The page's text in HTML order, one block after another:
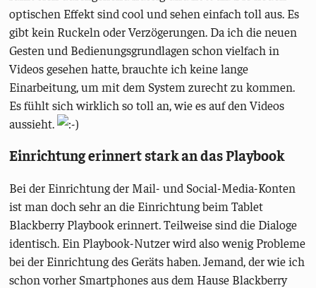
optischen Effekt sind cool und sehen einfach toll aus. Es
gibt kein Ruckeln oder Verzögerungen. Da ich die neuen
Gesten und Bedienungsgrundlagen schon vielfach in
Videos gesehen hatte, brauchte ich keine lange
Einarbeitung, um mit dem System zurecht zu kommen.
Es fühlt sich wirklich so toll an, wie es auf den Videos
aussieht.
Einrichtung erinnert stark an das Playbook
Bei der Einrichtung der Mail- und Social-Media-Konten
ist man doch sehr an die Einrichtung beim Tablet
Blackberry Playbook erinnert. Teilweise sind die Dialoge
identisch. Ein Playbook-Nutzer wird also wenig Probleme
bei der Einrichtung des Geräts haben. Jemand, der wie ich
schon vorher Smartphones aus dem Hause Blackberry